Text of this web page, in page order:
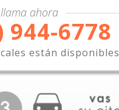
llama ahora
944-6778
están disponibles